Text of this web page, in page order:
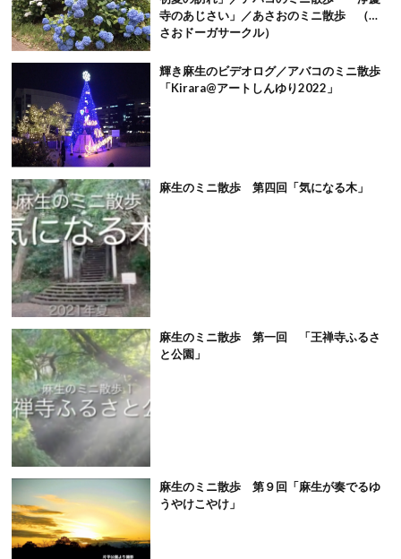
寺のあじさい」／あさおのミニ散歩 （あ
さおドーガサークル）
輝き麻生のビデオログ／アバコのミニ散歩
「Kirara@アートしんゆり2022」
麻生のミニ散歩 第四回「気になる木」
麻生のミニ散歩 第一回 「王禅寺ふるさ
と公園」
麻生のミニ散歩 第９回「麻生が奏でるゆ
うやけこやけ」